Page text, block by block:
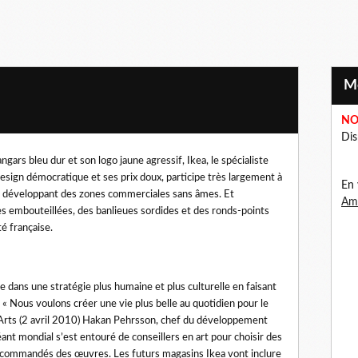
bleu dur et son logo jaune agressif, Ikea, le spécialiste
démocratique et ses prix doux, participe très largement à
des zones commerciales sans âmes. Et
embouteillées, des banlieues sordides et des ronds-points
française.
dans une stratégie plus humaine et plus culturelle en faisant
Nous voulons créer une vie plus belle au quotidien pour le
(2 avril 2010) Hakan Pehrsson, chef du développement
mondial s’est entouré de conseillers en art pour choisir des
des œuvres. Les futurs magasins Ikea vont inclure
En